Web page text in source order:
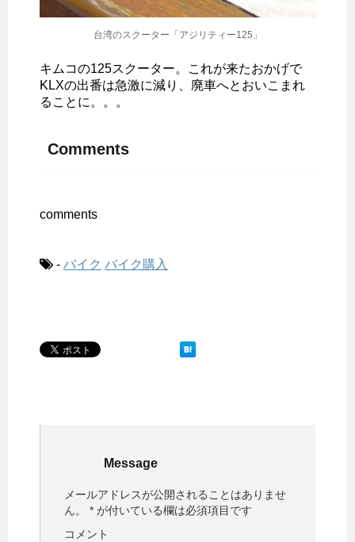
台湾のスクーター「アジリティー125」
キムコの125スクーター。これが来たおかげで
KLXの出番は急激に減り、廃車へとおいこまれ
ることに。。。
Comments
comments
- バイク バイク購入
Message
メールアドレスが公開されることはありませ
ん。
* が付いている欄は必須項目です
コメント